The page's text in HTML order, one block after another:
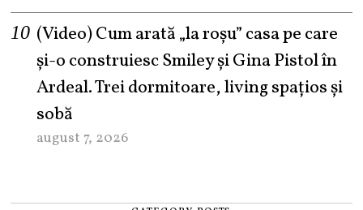
(Video) Cum arată „la roşu” casa pe care
şi-o construiesc Smiley şi Gina Pistol în
Ardeal. Trei dormitoare, living spațios și
sobă
august 7, 2026